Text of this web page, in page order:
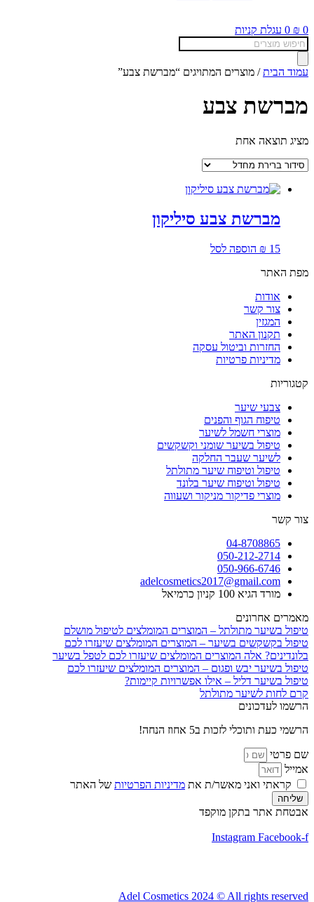
₪ 0
0 עגלת קניות
Products
search
עמוד הבית/ מוצרים המתויגים “מברשת צבע”
מברשת צבע
מציג תוצאה אחת
מברשת צבע סיליקון
₪ 15
הוספה לסל
מפת האתר
אודות
צור קשר
המגזין
תקנון האתר
החזרות וביטול עסקה
מדיניות פרטיות
קטגוריות
צבעי שיער
טיפוח הגוף והפנים
מוצרי חשמל לשיער
טיפול בשיער שומני וקשקשים
לשיער שעבר החלקה
טיפול וטיפוח שיער מתולתל
טיפול וטיפוח שיער בלונד
מוצרי פדיקור מניקור ושעווה
צור קשר
04-8708865
050-212-2714
050-966-6746
adelcosmetics2017@gmail.com
מורד הגיא 100 קניון כרמיאל
מאמרים אחרונים
טיפול בשיער מתולתל – המוצרים המומלצים לטיפול מושלם
טיפול בקשקשים בשיער – המוצרים המומלצים שיעזרו לכם
בלונדינים? אלה המוצרים המומלצים שיעזרו לכם לטפל בשיער
טיפול בשיער יבש ופגום – המוצרים המומלצים שיעזרו לכם
טיפול בשיער דליל – אילו אפשרויות קיימות?
קרם לחות לשיער מתולתל
הרשמו לעדכונים
הרשמי כעת ותוכלי לזכות ב5 אחוז הנחה!
שם פרטי
אמייל
קראתי ואני מאשר/ת את מדיניות הפרטיות של האתר
שליחה
אבטחת אתר בתקן מוקפד
Instagram Facebook-f
Adel Cosmetics 2024 © All rights reserved​